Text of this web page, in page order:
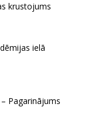
krustojums
ielā
Pagarinājums